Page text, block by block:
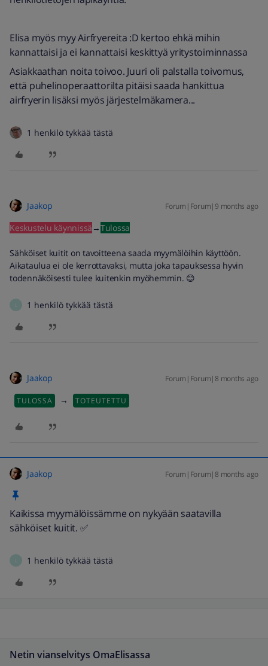
Elisa myös myy Airfryereita :D kertoo ehkä mihin
kannattaisi ja ei kannattaisi keskittyä yritystoiminnassa
Asiakkaathan noita toivoo. Juuri oli palstalla toivomus,
että puhelinoperaattorilta pitäisi saada hankittua
airfryerin lisäksi myös järjestelmäkamera...
1 henkilö tykkää tästä
Jaakop Forum|Forum|9 months ago
Keskustelu käynnissä →Tulossa
Sähköiset kuitit on tavoitteena saada myymälöihin käyttöön.
Aikataulua ei ole kerrottavaksi, mutta joka tapauksessa hyvin
todennäköisesti tulee kuitenkin myöhemmin. 😊
1 henkilö tykkää tästä
Jaakop Forum|Forum|8 months ago
TULOSSA → TOTEUTETTU
Jaakop Forum|Forum|8 months ago
Kaikissa myymälöissämme on nykyään saatavilla
sähköiset kuitit. ✅
1 henkilö tykkää tästä
Netin vianselvitys OmaElisassa